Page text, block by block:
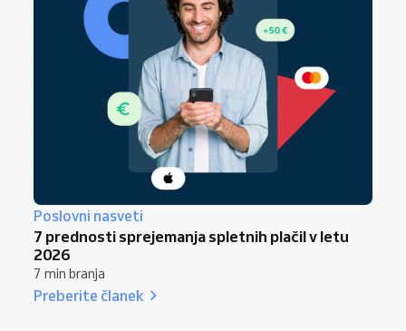
Poslovni nasveti
7 prednosti sprejemanja spletnih plačil v letu
2026
7 min branja
Preberite članek